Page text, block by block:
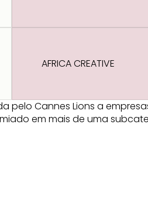
AFRICA CREATIVE
Cannes Lions a
em mais de uma